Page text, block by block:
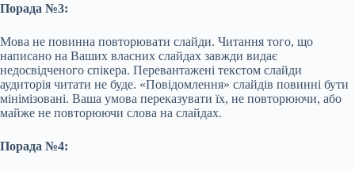
Порада №3:
Мова не повинна повторювати слайди. Читання того, що
написано на Ваших власних слайдах завжди видає
недосвідченого спікера. Перевантажені текстом слайди
аудиторія читати не буде. «Повідомлення» слайдів повинні бути
мінімізовані. Ваша умова переказувати їх, не повторюючи, або
майже не повторюючи слова на слайдах.
Порада №4: